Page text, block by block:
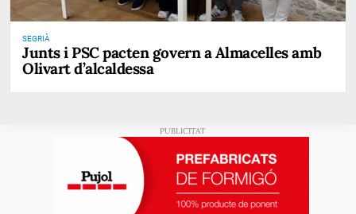
SEGRIÀ
Junts i PSC pacten govern a Almacelles amb
Olivart d’alcaldessa